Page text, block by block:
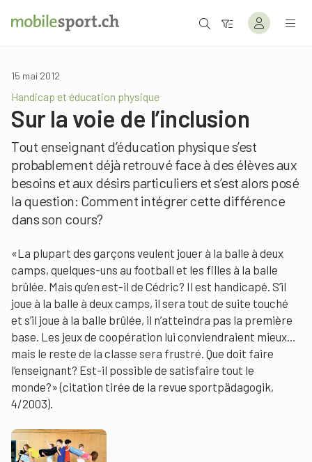
15 mai 2012
Handicap et éducation physique
Sur la voie de l’inclusion
Tout enseignant d’éducation physique s’est
probablement déjà retrouvé face à des élèves aux
besoins et aux désirs particuliers et s’est alors posé
la question: Comment intégrer cette différence
dans son cours?
«La plupart des garçons veulent jouer à la balle à deux
camps, quelques-uns au football et les filles à la balle
brûlée. Mais qu’en est-il de Cédric? Il est handicapé. S’il
joue à la balle à deux camps, il sera tout de suite touché
et s’il joue à la balle brûlée, il n’atteindra pas la première
base. Les jeux de coopération lui conviendraient mieux…
mais le reste de la classe sera frustré. Que doit faire
l’enseignant? Est-il possible de satisfaire tout le
monde?» (citation tirée de la revue sportpädagogik,
4/2003).